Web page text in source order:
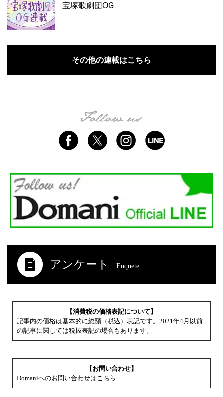
宝塚歌劇団OG
その他の連載はこちら
アンケート Enquete
【消費税の価格表記について】
記事内の価格は基本的に総額（税込）表記です。2021年4月以前
の記事に関しては税抜表記の場合もあります。
【お問い合わせ】
Domaniへのお問い合わせはこちら